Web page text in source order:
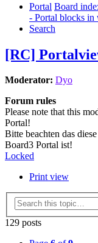
Portal Board
- Portal blocks in
Search
[RC]
Moderator: Dyo
Forum rules
Please note that this
Portal!
Bitte beachten das
Board3 Portal ist!
Locked
Print view
129 posts